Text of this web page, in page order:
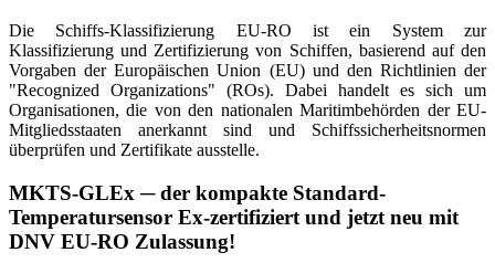
Die Schiffs-Klassifizierung EU-RO ist ein System zur
Klassifizierung und Zertifizierung von Schiffen, basierend auf den
Vorgaben der Europäischen Union (EU) und den Richtlinien der
"Recognized Organizations" (ROs). Dabei handelt es sich um
Organisationen, die von den nationalen Maritimbehörden der EU-
Mitgliedsstaaten anerkannt sind und Schiffssicherheitsnormen
überprüfen und Zertifikate ausstelle.
MKTS-GLEx ─ der kompakte Standard-
Temperatursensor Ex-zertifiziert und jetzt neu mit
DNV EU-RO Zulassung!